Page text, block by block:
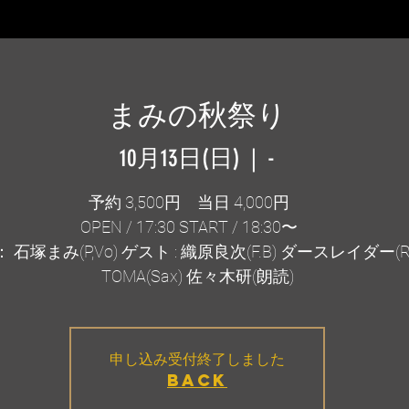
まみの秋祭り
10月13日(日)
  |
-
予約 3,500円 当日 4,000円
OPEN / 17:30 START / 18:30〜
石塚まみ(P,Vo) ゲスト : 織原良次(F.B) ダースレイダー
TOMA(Sax) 佐々木研(朗読)
申し込み受付終了しました
BACK